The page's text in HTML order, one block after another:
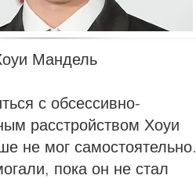
Мандель
с обсессивно-
расстройством Хоуи
не мог самостоятельно.
пока он не стал